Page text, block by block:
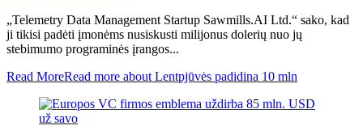
„Telemetry Data Management Startup Sawmills.AI Ltd.“ sako, kad
ji tikisi padėti įmonėms nusiskusti milijonus dolerių nuo jų
stebimumo programinės įrangos...
Read MoreRead more about Lentpjūvės padidina 10 mln